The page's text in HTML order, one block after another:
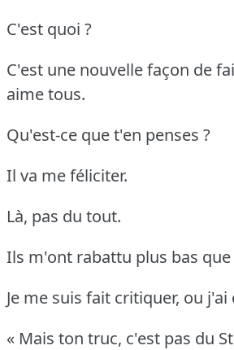
C'est quoi ?
C'est une nouvelle façon de
aime tous.
Qu'est-ce que t'en penses ?
Il va me féliciter.
Là, pas du tout.
Ils m'ont rabattu plus bas
Je me suis fait critiquer, ou
« Mais ton truc, c'est pas du